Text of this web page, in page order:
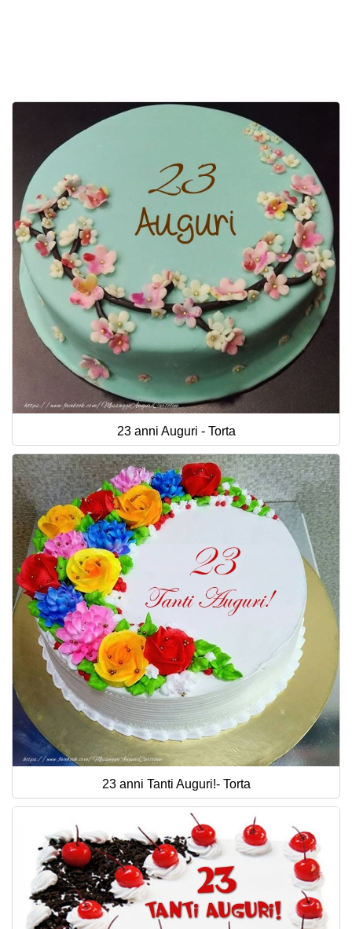
23 anni Auguri - Torta
23 anni Tanti Auguri!- Torta